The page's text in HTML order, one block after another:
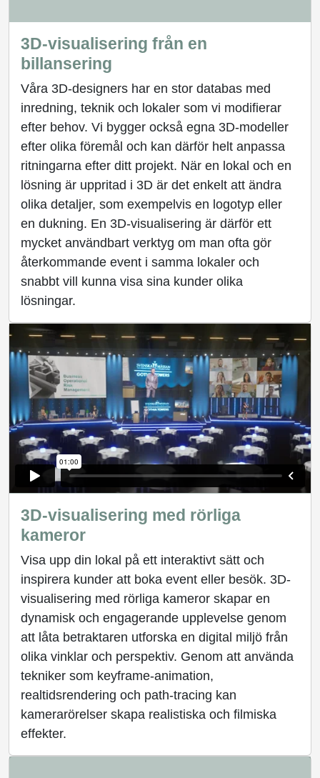
3D-visualisering från en
billansering
Våra 3D-designers har en stor databas med
inredning, teknik och lokaler som vi modifierar
efter behov. Vi bygger också egna 3D-modeller
efter olika föremål och kan därför helt anpassa
ritningarna efter ditt projekt. När en lokal och en
lösning är uppritad i 3D är det enkelt att ändra
olika detaljer, som exempelvis en logotyp eller
en dukning. En 3D-visualisering är därför ett
mycket användbart verktyg om man ofta gör
återkommande event i samma lokaler och
snabbt vill kunna visa sina kunder olika
lösningar.
3D-visualisering med rörliga
kameror
Visa upp din lokal på ett interaktivt sätt och
inspirera kunder att boka event eller besök. 3D-
visualisering med rörliga kameror skapar en
dynamisk och engagerande upplevelse genom
att låta betraktaren utforska en digital miljö från
olika vinklar och perspektiv. Genom att använda
tekniker som keyframe-animation,
realtidsrendering och path-tracing kan
kamerarörelser skapa realistiska och filmiska
effekter.